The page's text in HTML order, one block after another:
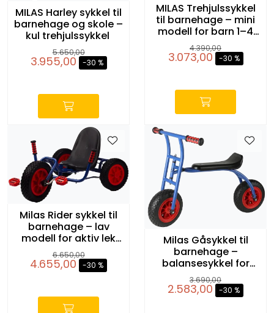
MILAS Harley sykkel til
barnehage og skole –
kul trehjulssykkel
5.650,00
3.955,00 -30 %
MILAS Trehjulssykkel
til barnehage – mini
modell for barn 1–4
år
4.390,00
3.073,00 -30 %
Milas Rider sykkel til
barnehage – lav
modell for aktiv lek
og mestring
6.650,00
4.655,00 -30 %
Milas Gåsykkel til
barnehage –
balansesykkel for
barn fra 4 år
3.690,00
2.583,00 -30 %